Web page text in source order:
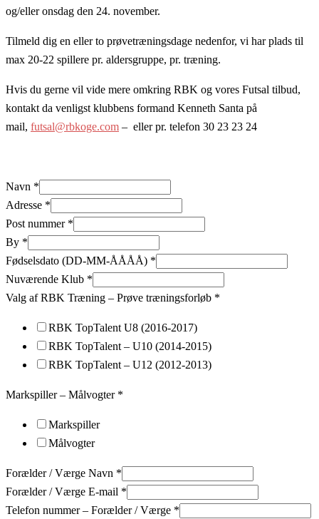
og/eller onsdag den 24. november.
Tilmeld dig en eller to prøvetræningsdage nedenfor, vi har plads til
max 20-22 spillere pr. aldersgruppe, pr. træning.
Hvis du gerne vil vide mere omkring RBK og vores Futsal tilbud,
kontakt da venligst klubbens formand Kenneth Santa på
mail, futsal@rbkoge.com – eller pr. telefon 30 23 23 24
Navn *
Adresse *
Post nummer *
By *
Fødselsdato (DD-MM-ÅÅÅÅ) *
Nuværende Klub *
Valg af RBK Træning – Prøve træningsforløb *
RBK TopTalent U8 (2016-2017)
RBK TopTalent – U10 (2014-2015)
RBK TopTalent – U12 (2012-2013)
Markspiller – Målvogter *
Markspiller
Målvogter
Forælder / Værge Navn *
Forælder / Værge E-mail *
Telefon nummer – Forælder / Værge *